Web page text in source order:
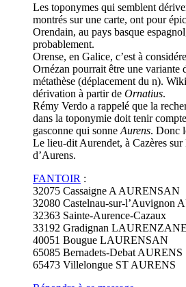
Les toponymes qui semblent
montrés sur une carte, ont pour
Orendain, au pays basque
probablement.
Orense, en Galice, c’est à
Ornézan pourrait être une variante
métathèse (déplacement du n).
dérivation à partir de Ornatius.
Rémy Verdo a rappelé que la
dans la toponymie doit tenir
gasconne qui sonne Aurens. Donc
Le lieu-dit Aurendet, à Cazères
d’Aurens.
FANTOIR :
32075 Cassaigne A AURENSAN
32080 Castelnau-sur-l’Auvignon
32363 Sainte-Aurence-Cazaux
33192 Gradignan LAURENZANE
40051 Bougue LAURENSAN
65085 Bernadets-Debat AURENS
65473 Villelongue ST AURENS